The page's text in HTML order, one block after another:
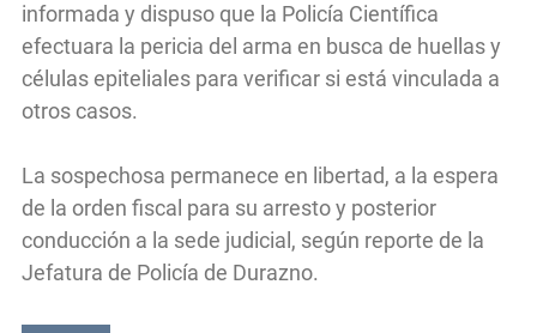
informada y dispuso que la Policía Científica
efectuara la pericia del arma en busca de huellas y
células epiteliales para verificar si está vinculada a
otros casos.
La sospechosa permanece en libertad, a la espera
de la orden fiscal para su arresto y posterior
conducción a la sede judicial, según reporte de la
Jefatura de Policía de Durazno.